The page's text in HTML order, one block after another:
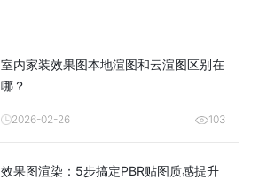
室内家装效果图本地渲图和云渲图区别在
哪？
2026-02-26 103
效果图渲染：5步搞定PBR贴图质感提升